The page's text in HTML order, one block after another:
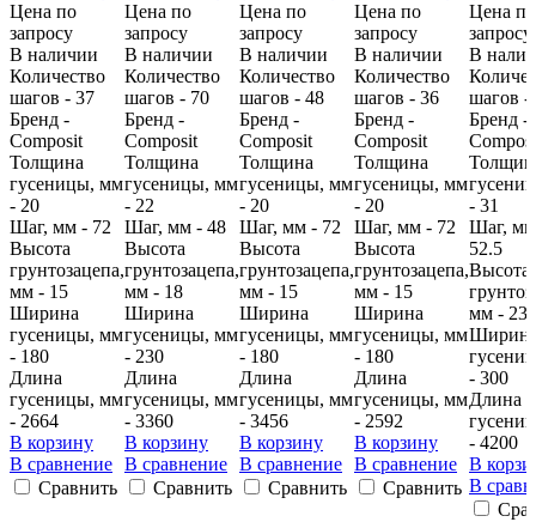
Цена по
запросу
В наличии
Количество
шагов - 37
Бренд -
Composit
Толщина
гусеницы, мм
- 20
Шаг, мм - 72
Высота
грунтозацепа,
мм - 15
Ширина
гусеницы, мм
- 180
Длина
гусеницы, мм
- 2664
В корзину
В сравнение
Сравнить
Цена по
запросу
В наличии
Количество
шагов - 70
Бренд -
Composit
Толщина
гусеницы, мм
- 22
Шаг, мм - 48
Высота
грунтозацепа,
мм - 18
Ширина
гусеницы, мм
- 230
Длина
гусеницы, мм
- 3360
В корзину
В сравнение
Сравнить
Цена по
запросу
В наличии
Количество
шагов - 48
Бренд -
Composit
Толщина
гусеницы, мм
- 20
Шаг, мм - 72
Высота
грунтозацепа,
мм - 15
Ширина
гусеницы, мм
- 180
Длина
гусеницы, мм
- 3456
В корзину
В сравнение
Сравнить
Цена по
запросу
В наличии
Количество
шагов - 36
Бренд -
Composit
Толщина
гусеницы, мм
- 20
Шаг, мм - 72
Высота
грунтозацепа,
мм - 15
Ширина
гусеницы, мм
- 180
Длина
гусеницы, мм
- 2592
В корзину
В сравнение
Сравнить
Цена по
запросу
В
шагов -
Бренд -
- 31
Шаг,
52.5
Высота
мм - 23
- 300
Длина
- 4200
В
В